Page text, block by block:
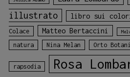
illustrato
libro sui
Colace
Matteo Bertaccini
natura Nina Melan Orto
rapsodia Rosa